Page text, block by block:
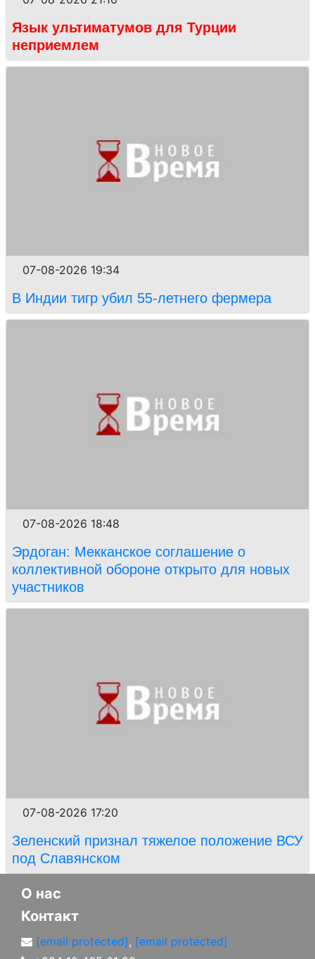
Язык ультиматумов для Турции
неприемлем
07-08-2026 19:34
В Индии тигр убил 55-летнего фермера
07-08-2026 18:48
Эрдоган: Мекканское соглашение о
коллективной обороне открыто для новых
участников
07-08-2026 17:20
Зеленский признал тяжелое положение ВСУ
под Славянском
О нас
Контакт
[email protected], [email protected]